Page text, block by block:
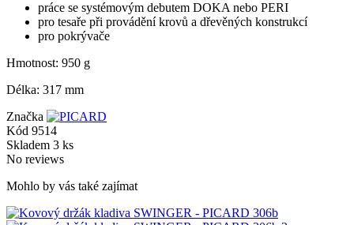
práce se systémovým debutem DOKA nebo PERI
pro tesaře při provádění krovů a dřevěných konstrukcí
pro pokrývače
Hmotnost: 950 g
Délka: 317 mm
Značka
Kód 9514
Skladem 3 ks
No reviews
Mohlo by vás také zajímat